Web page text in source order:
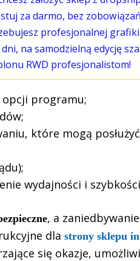
za darmo, bez
profesjonalnej
na samodzielną edycję
RWD profesjonalistom!
programu;
które mogą
wydajności i szybkości
, a
dla strony sklepu
się okazje,